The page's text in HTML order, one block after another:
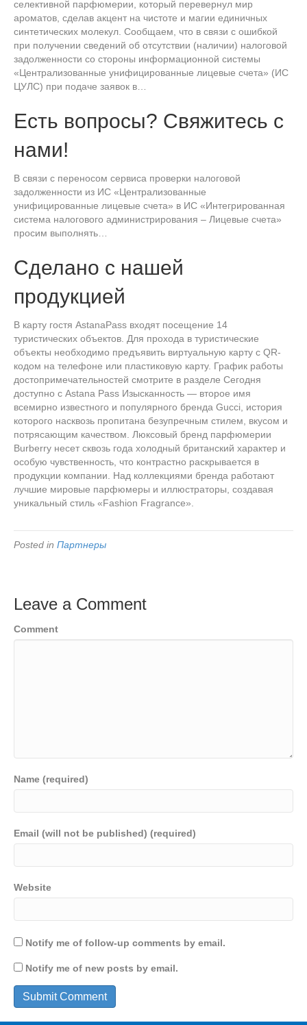
селективной парфюмерии, который перевернул мир
ароматов, сделав акцент на чистоте и магии единичных
синтетических молекул. Сообщаем, что в связи с ошибкой
при получении сведений об отсутствии (наличии) налоговой
задолженности со стороны информационной системы
«Централизованные унифицированные лицевые счета» (ИС
ЦУЛС) при подаче заявок в…
Есть вопросы? Свяжитесь с
нами!
В связи с переносом сервиса проверки налоговой
задолженности из ИС «Централизованные
унифицированные лицевые счета» в ИС «Интегрированная
система налогового администрирования – Лицевые счета»
просим выполнять…
Сделано с нашей
продукцией
В карту гостя AstanaPass входят посещение 14
туристических объектов. Для прохода в туристические
объекты необходимо предъявить виртуальную карту с QR-
кодом на телефоне или пластиковую карту. График работы
достопримечательностей смотрите в разделе Сегодня
доступно с Astana Pass Изысканность — второе имя
всемирно известного и популярного бренда Gucci, история
которого насквозь пропитана безупречным стилем, вкусом и
потрясающим качеством. Люксовый бренд парфюмерии
Burberry несет сквозь года холодный британский характер и
особую чувственность, что контрастно раскрывается в
продукции компании. Над коллекциями бренда работают
лучшие мировые парфюмеры и иллюстраторы, создавая
уникальный стиль «Fashion Fragrance».
Posted in Партнеры
Leave a Comment
Comment
Name (required)
Email (will not be published) (required)
Website
Notify me of follow-up comments by email.
Notify me of new posts by email.